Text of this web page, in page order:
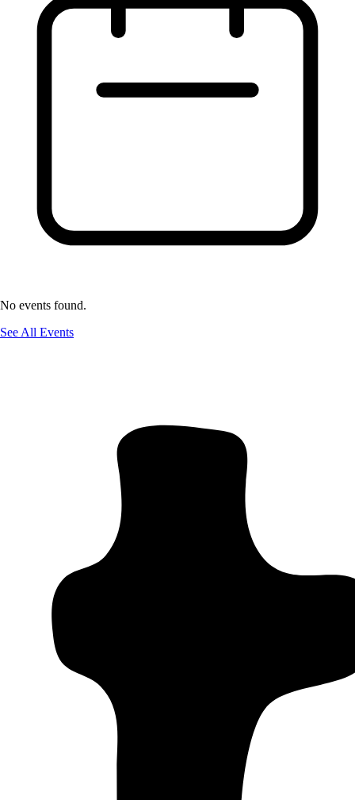
No events found.
See All Events